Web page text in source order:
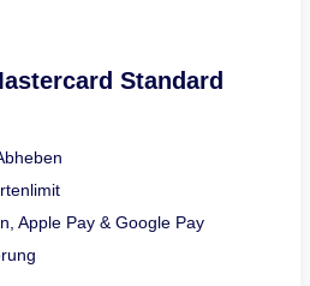
Standard
Apple Pay & Google Pay